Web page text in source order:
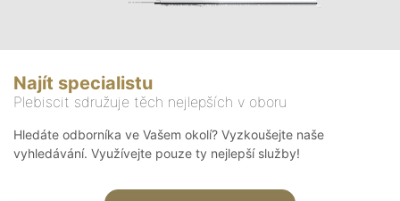
Najít specialistu
Plebiscit sdružuje těch nejlepších v oboru
Hledáte odborníka ve Vašem okolí? Vyzkoušejte naše
vyhledávání. Využívejte pouze ty nejlepší služby!